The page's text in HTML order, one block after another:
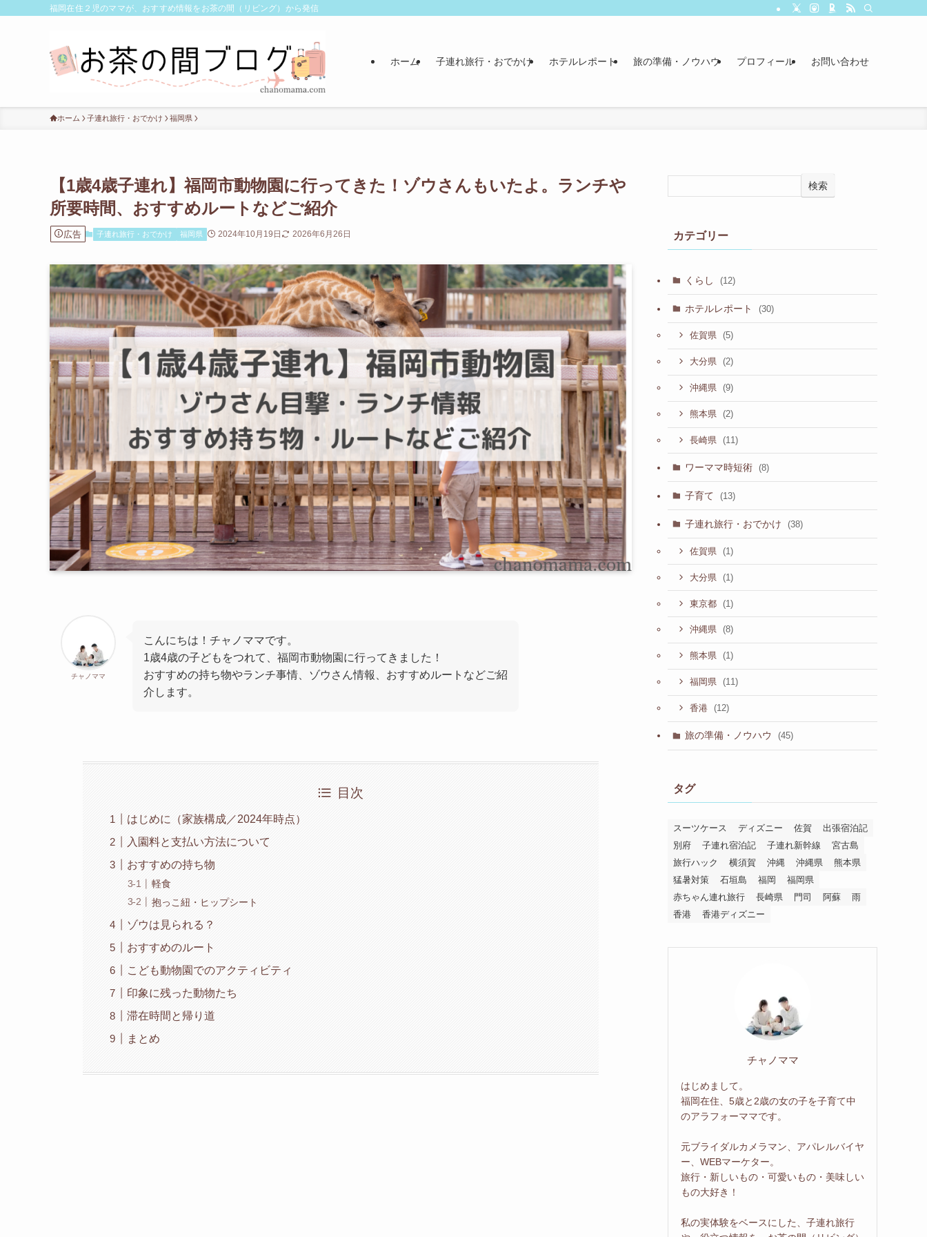
福岡在住２児のママが、おすすめ情報をお茶の間（リビング）から発信
ホーム 子連れ旅行・おでかけ ホテルレポート 旅の準備・ノウハウ プロフィール お問い合わせ
ホーム 子連れ旅行・おでかけ 福岡県
【1歳4歳子連れ】福岡市動物園に行ってきた！ゾウさんもいたよ。ランチや
所要時間、おすすめルートなどご紹介
広告 子連れ旅行・おでかけ 福岡県 2024年10月19日 2026年6月26日
チャノママ
こんにちは！チャノママです。
1歳4歳の子どもをつれて、福岡市動物園に行ってきました！
おすすめの持ち物やランチ事情、ゾウさん情報、おすすめルートなどご紹
介します。
目次
はじめに（家族構成／2024年時点）
入園料と支払い方法について
おすすめの持ち物
軽食
抱っこ紐・ヒップシート
ゾウは見られる？
おすすめのルート
こども動物園でのアクティビティ
印象に残った動物たち
滞在時間と帰り道
まとめ
検索
カテゴリー
くらし (12)
ホテルレポート (30)
佐賀県 (5)
大分県 (2)
沖縄県 (9)
熊本県 (2)
長崎県 (11)
ワーママ時短術 (8)
子育て (13)
子連れ旅行・おでかけ (38)
佐賀県 (1)
大分県 (1)
東京都 (1)
沖縄県 (8)
熊本県 (1)
福岡県 (11)
香港 (12)
旅の準備・ノウハウ (45)
タグ
スーツケース ディズニー 佐賀
出張宿泊記
別府
子連れ宿泊記 子連れ新幹線
宮古島
旅行ハック
横須賀 沖縄 沖縄県
熊本県
猛暑対策
石垣島 福岡
福岡県
赤ちゃん連れ旅行
長崎県 門司 阿蘇
雨
香港
香港ディズニー
チャノママ
はじめまして。
福岡在住、5歳と2歳の女の子を子育て中
のアラフォーママです。
元ブライダルカメラマン、アパレルバイヤ
ー、WEBマーケター。
旅行・新しいもの・可愛いもの・美味しい
もの大好き！
私の実体験をベースにした、子連れ旅行